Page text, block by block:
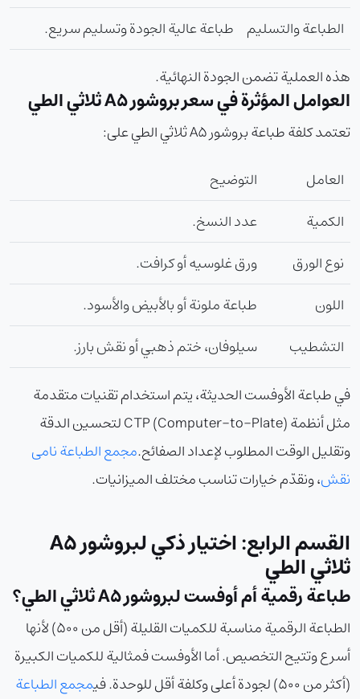
الطباعة والتسليم طباعة عالية الجودة وتسليم سريع.
هذه العملية تضمن الجودة النهائية.
العوامل المؤثرة في سعر بروشور A5 ثلاثي الطي
تعتمد كلفة طباعة بروشور A5 ثلاثي الطي على:
العامل
التوضيح
الكمية
عدد النسخ.
نوع الورق
ورق غلوسيه أو كرافت.
اللون
طباعة ملونة أو بالأبيض والأسود.
التشطيب
سيلوفان، ختم ذهبي أو نقش بارز.
في طباعة الأوفست الحديثة، يتم استخدام تقنيات متقدمة
مثل أنظمة CTP (Computer-to-Plate) لتحسين الدقة
وتقليل الوقت المطلوب لإعداد الصفائح.مجمع الطباعة نامی
نقش، ونقدّم خيارات تناسب مختلف الميزانيات.
القسم الرابع: اختيار ذكي لبروشور A5
ثلاثي الطي
طباعة رقمية أم أوفست لبروشور A5 ثلاثي الطي؟
الطباعة الرقمية مناسبة للكميات القليلة (أقل من 500) لأنها
أسرع وتتيح التخصيص. أما الأوفست فمثالية للكميات الكبيرة
(أكثر من 500) لجودة أعلى وكلفة أقل للوحدة. في
مجمع الطباعة